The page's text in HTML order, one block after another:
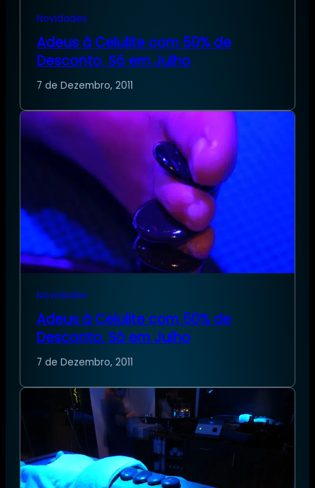
Novidades
Adeus à Celulite com 50% de
Desconto. Só em Julho
7 de Dezembro, 2011
Novidades
Adeus à Celulite com 50% de
Desconto. Só em Julho
7 de Dezembro, 2011